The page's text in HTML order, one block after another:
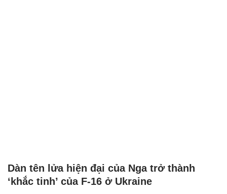
Dàn tên lửa hiện đại của Nga trở thành
‘khắc tinh’ của F-16 ở Ukraine